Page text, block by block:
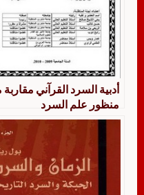
أدبية السرد القرآني
منظور علم السرد